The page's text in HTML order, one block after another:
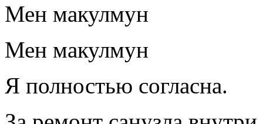
Мен макулмун
Мен макулмун
Я полностью согласна.